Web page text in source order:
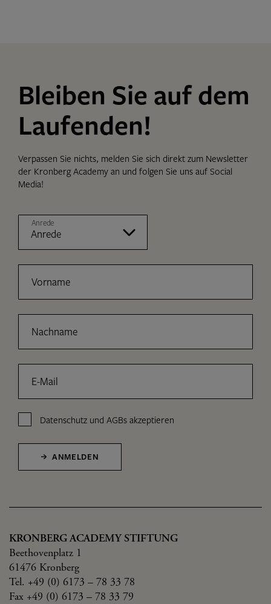
Bleiben Sie auf dem
Laufenden!
Verpassen Sie nichts, melden Sie sich direkt zum Newsletter
der Kronberg Academy an und folgen Sie uns auf Social
Media!
Anrede
Vorname
Nachname
E-Mail
Datenschutz undAGBs akzeptieren
ANMELDEN
KRONBERG ACADEMY STIFTUNG
Beethovenplatz 1
61476 Kronberg
Tel. +49 (0) 6173 – 78 33 78
Fax +49 (0) 6173 – 78 33 79